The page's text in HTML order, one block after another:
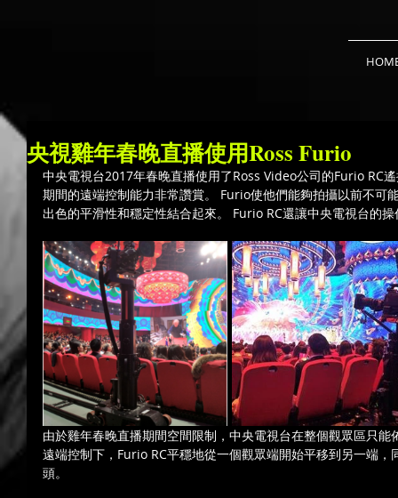
央視雞年春晚直播使用Ross Furio
中央電視台2017年春晚直播使用了Ross Video公司的Furio RC
期間的遠端控制能力非常讚賞。 Furio使他們能夠拍攝以前不可
出色的平滑性和穩定性結合起來。 Furio RC還讓中央電視台的
由於雞年春晚直播期間空間限制，中央電視台在整個觀眾區只
遠端控制下，Furio RC平穩地從一個觀眾端開始平移到另一端
頭。